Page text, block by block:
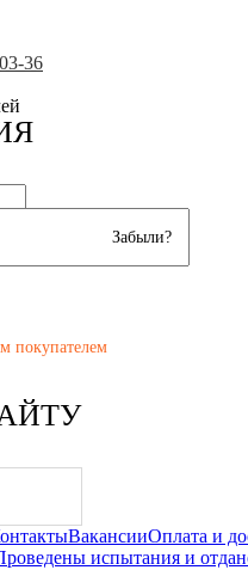
36
Забыли?
покупателем
ВакансииОплата и
испытания и